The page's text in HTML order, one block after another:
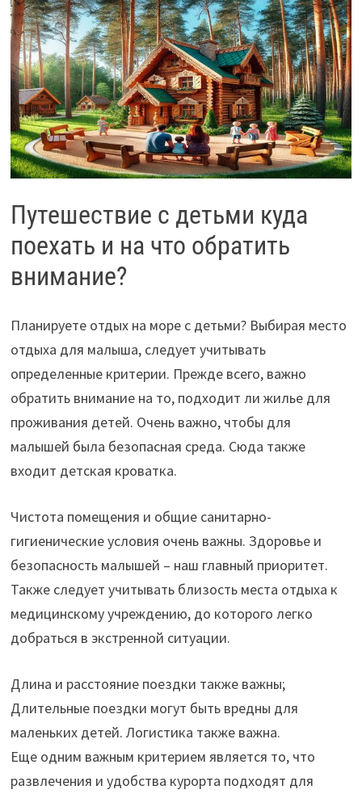
Путешествие с детьми куда
поехать и на что обратить
внимание?
Планируете отдых на море с детьми? Выбирая место
отдыха для малыша, следует учитывать
определенные критерии. Прежде всего, важно
обратить внимание на то, подходит ли жилье для
проживания детей. Очень важно, чтобы для
малышей была безопасная среда. Сюда также
входит детская кроватка.
Чистота помещения и общие санитарно-
гигиенические условия очень важны. Здоровье и
безопасность малышей – наш главный приоритет.
Также следует учитывать близость места отдыха к
медицинскому учреждению, до которого легко
добраться в экстренной ситуации.
Длина и расстояние поездки также важны;
Длительные поездки могут быть вредны для
маленьких детей. Логистика также важна.
Еще одним важным критерием является то, что
развлечения и удобства курорта подходят для